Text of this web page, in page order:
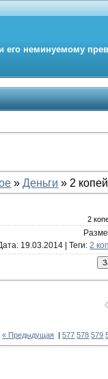
и его неминуемому
»Деньги » 2
2
: 19.03.2014 |Теги:2
« Предыдущая |577 578 579